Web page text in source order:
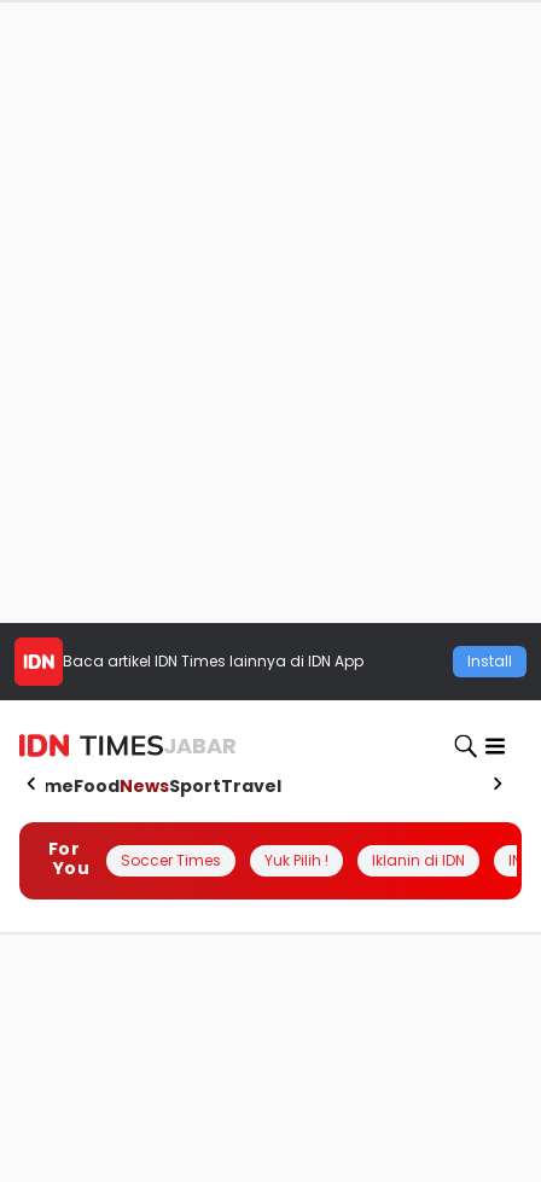
Baca artikel IDN Times lainnya di IDN App Install
JABAR
HomeFoodNewsSportTravel
For
You
Soccer Times Yuk Pilih ! Iklanin di IDN